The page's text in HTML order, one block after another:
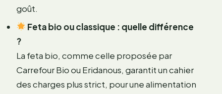
goût.
Feta bio ou classique : quelle différence
?
La feta bio, comme celle proposée par
Carrefour Bio ou Eridanous, garantit un cahier
des charges plus strict, pour une alimentation